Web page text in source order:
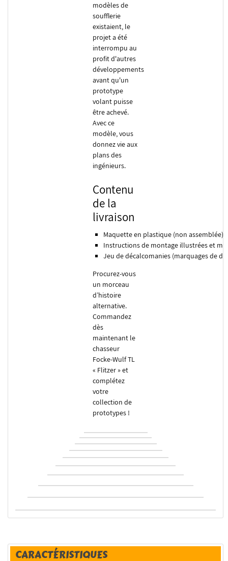
modèles de
soufflerie
existaient, le
projet a été
interrompu au
profit d'autres
développements
avant qu'un
prototype
volant puisse
être achevé.
Avec ce
modèle, vous
donnez vie aux
plans des
ingénieurs.
Contenu
de la
livraison
Maquette en plastique (non assemblée)
Instructions de montage illustrées et
Jeu de décalcomanies (marquages de
Procurez-vous
un morceau
d’histoire
alternative.
Commandez
dès
maintenant le
chasseur
Focke-Wulf TL
« Flitzer » et
complétez
votre
collection de
prototypes !
CARACTÉRISTIQUES